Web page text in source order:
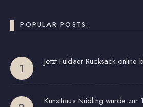
POPULAR POSTS:
Jetzt Fuldaer Rucksack online
Kunsthaus Nüdling wurde